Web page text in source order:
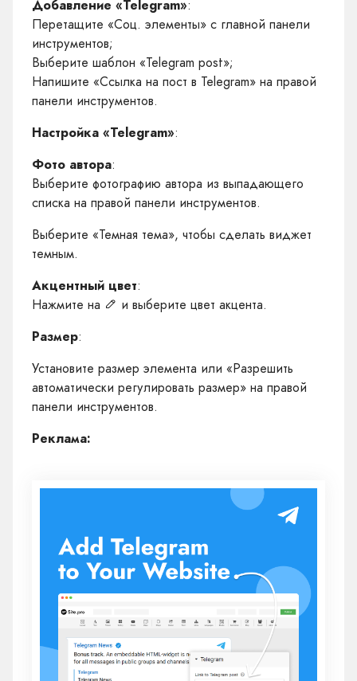
Добавление «Telegram»:
Перетащите «Соц. элементы» с главной панели
инструментов;
Выберите шаблон «Telegram post»;
Напишите «Ссылка на пост в Telegram» на правой
панели инструментов.
Настройка «Telegram»:
Фото автора:
Выберите фотографию автора из выпадающего
списка на правой панели инструментов.
Выберите «Темная тема», чтобы сделать виджет
темным.
Акцентный цвет:
Нажмите на
и выберите цвет акцента.
Размер:
Установите размер элемента или «Разрешить
автоматически регулировать размер» на правой
панели инструментов.
Реклама: